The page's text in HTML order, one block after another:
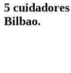
5
Bilbao.